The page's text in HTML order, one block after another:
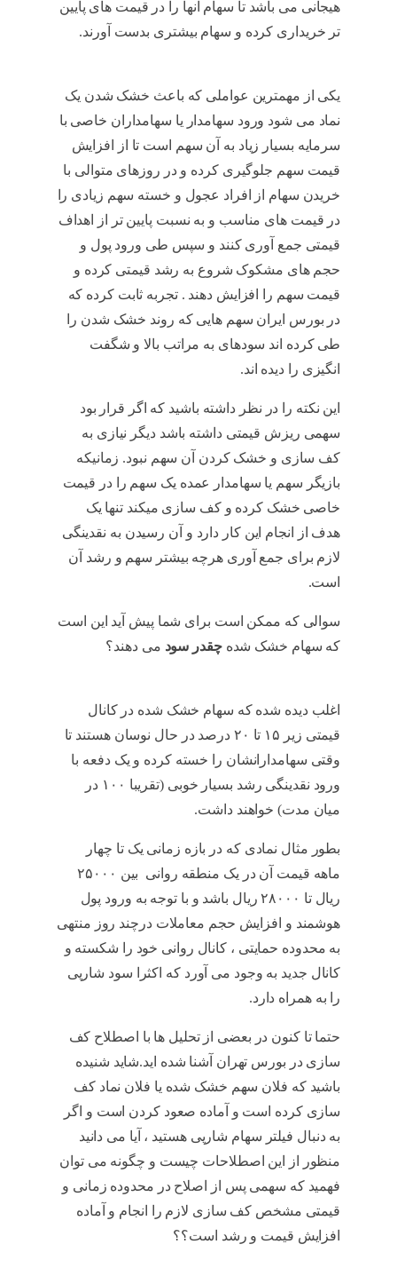
هیجانی می باشد تا سهام آنها را در قیمت های پایین
تر خریداری کرده و سهام بیشتری بدست آورند.
یکی از مهمترین عواملی که باعث خشک شدن یک
نماد می شود ورود سهامدار یا سهامداران خاصی با
سرمایه بسیار زیاد به آن سهم است تا از افزایش
قیمت سهم جلوگیری کرده و در روزهای متوالی با
خریدن سهام از افراد عجول و خسته سهم زیادی را
در قیمت های مناسب و به نسبت پایین تر از اهداف
قیمتی جمع آوری کنند و سپس طی ورود پول و
حجم های مشکوک شروع به رشد قیمتی کرده و
قیمت سهم را افزایش دهند . تجربه ثابت کرده که
در بورس ایران سهم هایی که روند خشک شدن را
طی کرده اند سودهای به مراتب بالا و شگفت
انگیزی را دیده اند.
این نکته را در نظر داشته باشید که اگر قرار بود
سهمی ریزش قیمتی داشته باشد دیگر نیازی به
کف سازی و خشک کردن آن سهم نبود. زمانیکه
بازیگر سهم یا سهامدار عمده یک سهم را در قیمت
خاصی خشک کرده و کف سازی میکند تنها یک
هدف از انجام این کار دارد و آن رسیدن به نقدینگی
لازم برای جمع آوری هرچه بیشتر سهم و رشد آن
است.
سوالی که ممکن است برای شما پیش آید این است
که سهام خشک شدهچقدر سود می دهند؟
اغلب دیده شده که سهام خشک شده در کانال
قیمتی زیر ۱۵ تا ۲۰ درصد در حال نوسان هستند تا
وقتی سهامدارانشان را خسته کرده و یک دفعه با
ورود نقدینگی رشد بسیار خوبی (تقریبا ۱۰۰ در
میان مدت) خواهند داشت.
بطور مثال نمادی که در بازه زمانی یک تا چهار
ماهه قیمت آن در یک منطقه روانی بین ۲۵۰۰۰
ریال تا ۲۸۰۰۰ ریال باشد و با توجه به ورود پول
هوشمند و افزایش حجم معاملات درچند روز منتهی
به محدوده حمایتی ، کانال روانی خود را شکسته و
کانال جدید به وجود می آورد که اکثرا سود شارپی
را به همراه دارد.
حتما تا کنون در بعضی از تحلیل ها با اصطلاح کف
سازی در بورس تهران آشنا شده اید.شاید شنیده
باشید که فلان سهم خشک شده یا فلان نماد کف
سازی کرده است و آماده صعود کردن است و اگر
به دنبال فیلتر سهام شارپی هستید ، آیا می دانید
منظور از این اصطلاحات چیست و چگونه می توان
فهمید که سهمی پس از اصلاح در محدوده زمانی و
قیمتی مشخص کف سازی لازم را انجام و آماده
افزایش قیمت و رشد است؟؟